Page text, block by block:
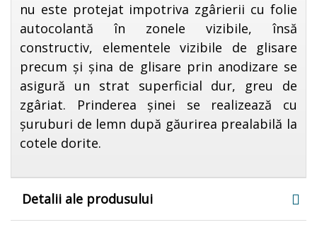
nu este protejat impotriva zgârierii cu folie
autocolantă în zonele vizibile, însă
constructiv, elementele vizibile de glisare
precum și șina de glisare prin anodizare se
asigură un strat superficial dur, greu de
zgâriat. Prinderea șinei se realizează cu
șuruburi de lemn după găurirea prealabilă la
cotele dorite.
Detalii ale produsului